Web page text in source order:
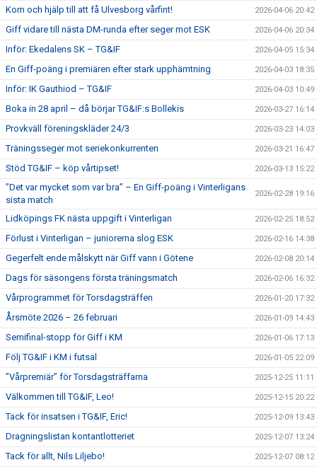
Kom och hjälp till att få Ulvesborg vårfint! 2026-04-06 20:42
Giff vidare till nästa DM-runda efter seger mot ESK 2026-04-06 20:34
Inför: Ekedalens SK – TG&IF 2026-04-05 15:34
En Giff-poäng i premiären efter stark upphämtning 2026-04-03 18:35
Inför: IK Gauthiod – TG&IF 2026-04-03 10:49
Boka in 28 april – då börjar TG&IF:s Bollekis 2026-03-27 16:14
Provkväll föreningskläder 24/3 2026-03-23 14:03
Träningsseger mot seriekonkurrenten 2026-03-21 16:47
Stöd TG&IF – köp vårtipset! 2026-03-13 15:22
”Det var mycket som var bra” – En Giff-poäng i Vinterligans
sista match
2026-02-28 19:16
Lidköpings FK nästa uppgift i Vinterligan 2026-02-25 18:52
Förlust i Vinterligan – juniorerna slog ESK 2026-02-16 14:38
Gegerfelt ende målskytt när Giff vann i Götene 2026-02-08 20:14
Dags för säsongens första träningsmatch 2026-02-06 16:32
Vårprogrammet för Torsdagsträffen 2026-01-20 17:32
Årsmöte 2026 – 26 februari 2026-01-09 14:43
Semifinal-stopp för Giff i KM 2026-01-06 17:13
Följ TG&IF i KM i futsal 2026-01-05 22:09
”Vårpremiär” för Torsdagsträffarna 2025-12-25 11:11
Välkommen till TG&IF, Leo! 2025-12-15 20:22
Tack för insatsen i TG&IF, Eric! 2025-12-09 13:43
Dragningslistan kontantlotteriet 2025-12-07 13:24
Tack för allt, Nils Liljebo! 2025-12-07 08:12